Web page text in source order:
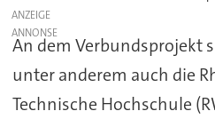
ANZEIGE
An dem Verbundsprojekt
unter anderem auch die
Technische Hochschule